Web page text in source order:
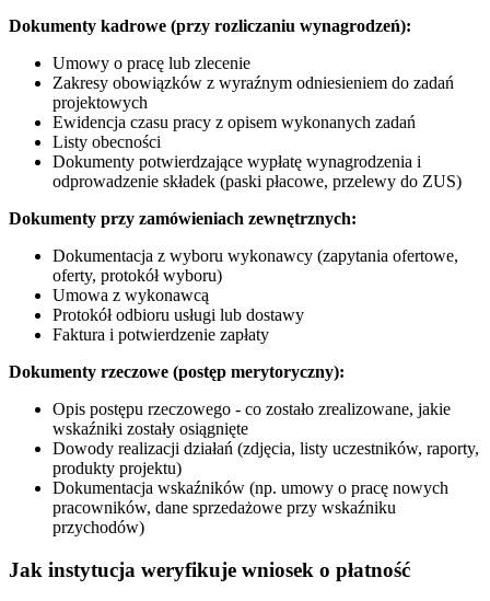
Dokumenty kadrowe (przy rozliczaniu wynagrodzeń):
Umowy o pracę lub zlecenie
Zakresy obowiązków z wyraźnym odniesieniem do zadań
projektowych
Ewidencja czasu pracy z opisem wykonanych zadań
Listy obecności
Dokumenty potwierdzające wypłatę wynagrodzenia i
odprowadzenie składek (paski płacowe, przelewy do ZUS)
Dokumenty przy zamówieniach zewnętrznych:
Dokumentacja z wyboru wykonawcy (zapytania ofertowe,
oferty, protokół wyboru)
Umowa z wykonawcą
Protokół odbioru usługi lub dostawy
Faktura i potwierdzenie zapłaty
Dokumenty rzeczowe (postęp merytoryczny):
Opis postępu rzeczowego - co zostało zrealizowane, jakie
wskaźniki zostały osiągnięte
Dowody realizacji działań (zdjęcia, listy uczestników, raporty,
produkty projektu)
Dokumentacja wskaźników (np. umowy o pracę nowych
pracowników, dane sprzedażowe przy wskaźniku
przychodów)
Jak instytucja weryfikuje wniosek o płatność